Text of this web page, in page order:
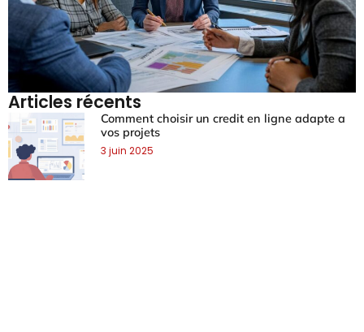
Articles récents
Comment choisir un credit en ligne adapte a
vos projets
3 juin 2025